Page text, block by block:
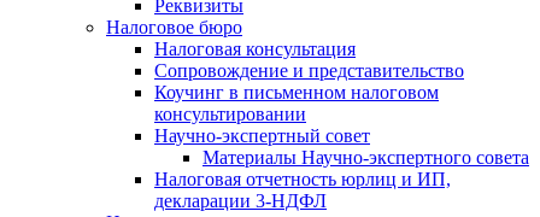
Реквизиты
Налоговое бюро
Налоговая консультация
Cопровождение и представительство
Коучинг в письменном налоговом
консультировании
Научно-экспертный совет
Материалы Научно-экспертного совета
Налоговая отчетность юрлиц и ИП,
декларации 3-НДФЛ